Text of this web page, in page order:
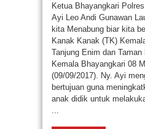
Ketua Bhayangkari
Ayi Leo Andi Gunawan
kita Menabung biar kita
Kanak Kanak (TK)
Tanjung Enim dan
Kemala Bhayangkari 08
(09/09/2017). Ny. Ayi
bertujuan guna
anak didik untuk
...